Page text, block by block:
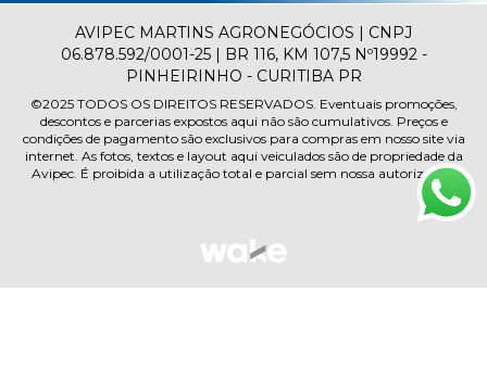
AVIPEC MARTINS AGRONEGÓCIOS | CNPJ
06.878.592/0001-25 | BR 116, KM 107,5 Nº19992 -
PINHEIRINHO - CURITIBA PR
©2025 TODOS OS DIREITOS RESERVADOS. Eventuais promoções,
descontos e parcerias expostos aqui não são cumulativos. Preços e
condições de pagamento são exclusivos para compras em nosso site via
internet. As fotos, textos e layout aqui veiculados são de propriedade da
Avipec. É proibida a utilização total e parcial sem nossa autorização.